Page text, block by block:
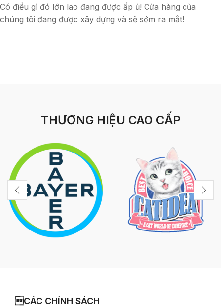
Có điều gì đó lớn lao đang được ấp ủ! Cửa hàng của
chúng tôi đang được xây dựng và sẽ sớm ra mắt!
THƯƠNG HIỆU CAO CẤP
CÁC CHÍNH SÁCH